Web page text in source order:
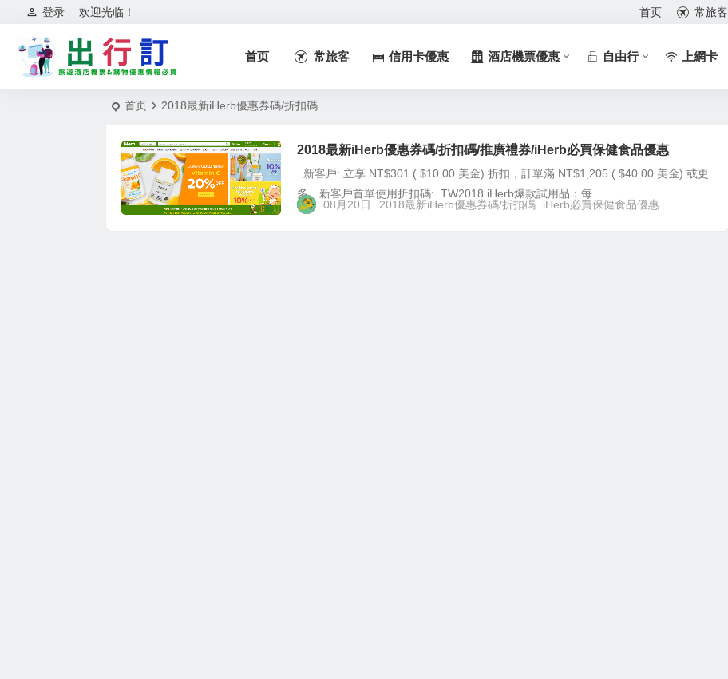
欢迎光临！
登录 首页 常旅客
首页 常旅客 信用卡優惠 酒店機票優惠 自由行 上網卡
首页 2018最新iHerb優惠券碼/折扣碼
2018最新iHerb優惠券碼/折扣碼/推廣禮券/iHerb必買保健食品優惠
新客戶: 立享 NT$301 ( $10.00 美金) 折扣，訂單滿 NT$1,205 ( $40.00 美金) 或更
多。新客戶首單使用折扣碼: TW2018 iHerb爆款試用品：每...
08月20日
2018最新iHerb優惠券碼/折扣碼 iHerb必買保健食品優惠